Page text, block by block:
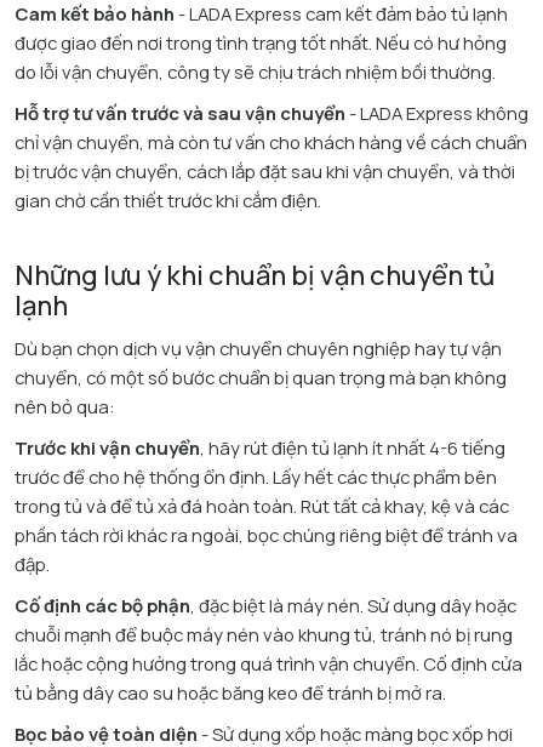
Cam kết bảo hành - LADA Express cam kết đảm bảo tủ lạnh
được giao đến nơi trong tình trạng tốt nhất. Nếu có hư hỏng
do lỗi vận chuyển, công ty sẽ chịu trách nhiệm bồi thường.
Hỗ trợ tư vấn trước và sau vận chuyển - LADA Express không
chỉ vận chuyển, mà còn tư vấn cho khách hàng về cách chuẩn
bị trước vận chuyển, cách lắp đặt sau khi vận chuyển, và thời
gian chờ cần thiết trước khi cắm điện.
Những lưu ý khi chuẩn bị vận chuyển tủ
lạnh
Dù bạn chọn dịch vụ vận chuyển chuyên nghiệp hay tự vận
chuyển, có một số bước chuẩn bị quan trọng mà bạn không
nên bỏ qua:​
Trước khi vận chuyển, hãy rút điện tủ lạnh ít nhất 4-6 tiếng
trước để cho hệ thống ổn định. Lấy hết các thực phẩm bên
trong tủ và để tủ xả đá hoàn toàn. Rút tất cả khay, kệ và các
phần tách rời khác ra ngoài, bọc chúng riêng biệt để tránh va
đập.
Cố định các bộ phận, đặc biệt là máy nén. Sử dụng dây hoặc
chuỗi mạnh để buộc máy nén vào khung tủ, tránh nó bị rung
lắc hoặc cộng hưởng trong quá trình vận chuyển. Cố định cửa
tủ bằng dây cao su hoặc băng keo để tránh bị mở ra.
Bọc bảo vệ toàn diện - Sử dụng xốp hoặc màng bọc xốp hơi